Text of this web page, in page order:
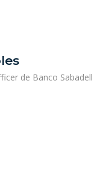
de Banco Sabadell